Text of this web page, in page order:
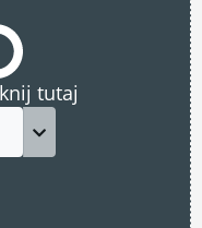
tutaj